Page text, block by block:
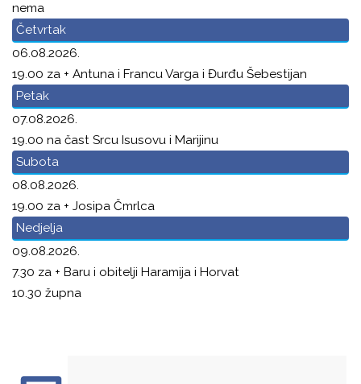
nema
Četvrtak
06.08.2026.
19.00 za + Antuna i Francu Varga i Đurđu Šebestijan
Petak
07.08.2026.
19.00 na čast Srcu Isusovu i Marijinu
Subota
08.08.2026.
19.00 za + Josipa Čmrlca
Nedjelja
09.08.2026.
7.30 za + Baru i obitelji Haramija i Horvat
10.30 župna